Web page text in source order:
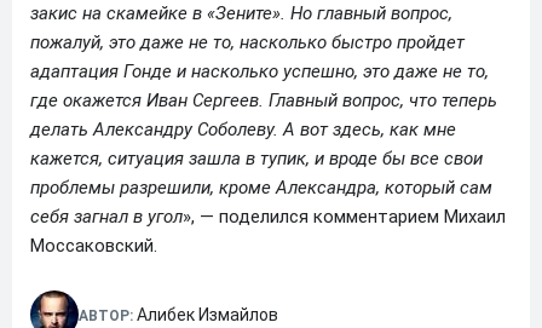
закис на скамейке в «Зените». Но главный вопрос,
пожалуй, это даже не то, насколько быстро пройдет
адаптация Гонде и насколько успешно, это даже не то,
где окажется Иван Сергеев. Главный вопрос, что теперь
делать Александру Соболеву. А вот здесь, как мне
кажется, ситуация зашла в тупик, и вроде бы все свои
проблемы разрешили, кроме Александра, который сам
себя загнал в угол», — поделился комментарием Михаил
Моссаковский.
АВТОР: Алибек Измайлов